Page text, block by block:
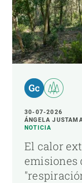
30-07-2026
ÁNGELA
NOTICIA
El calor
emisiones